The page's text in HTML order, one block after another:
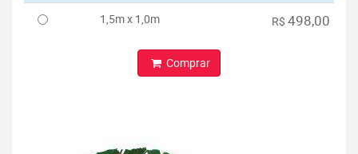
1,5m x 1,0m R$ 498,00
Comprar